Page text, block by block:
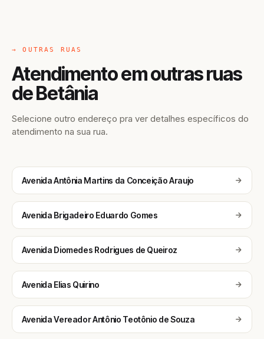
→ OUTRAS RUAS
Atendimento em outras ruas
de Betânia
Selecione outro endereço pra ver detalhes específicos do
atendimento na sua rua.
Avenida Antônia Martins da Conceição Araujo
Avenida Brigadeiro Eduardo Gomes
Avenida Diomedes Rodrigues de Queiroz
Avenida Elias Quirino
Avenida Vereador Antônio Teotônio de Souza